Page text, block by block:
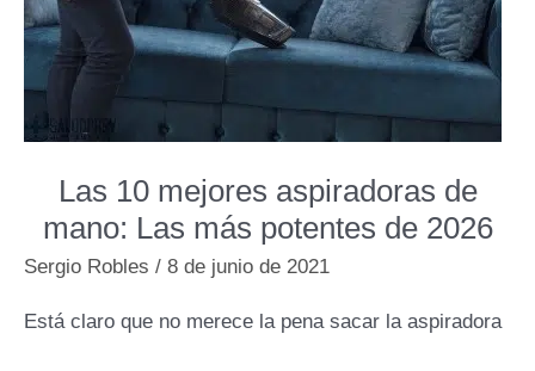
Las 10 mejores aspiradoras de
mano: Las más potentes de 2026
Sergio Robles / 8 de junio de 2021
Está claro que no merece la pena sacar la aspiradora